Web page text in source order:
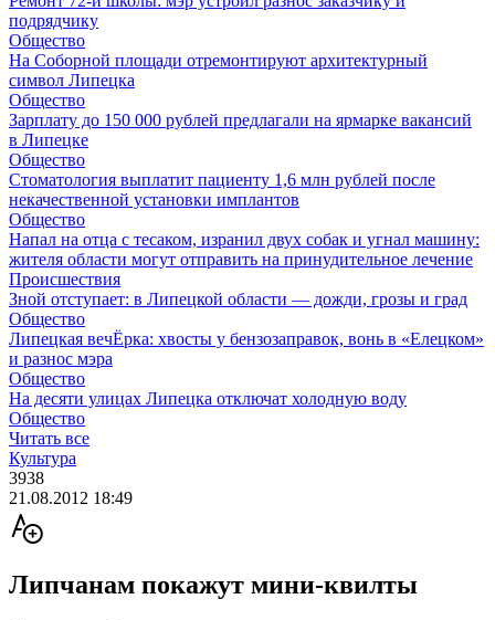
подрядчику
Общество
На Соборной площади отремонтируют архитектурный
символ Липецка
Общество
Зарплату до 150 000 рублей предлагали на ярмарке вакансий
в Липецке
Общество
Стоматология выплатит пациенту 1,6 млн рублей после
некачественной установки имплантов
Общество
Напал на отца с тесаком, изранил двух собак и угнал машину:
жителя области могут отправить на принудительное лечение
Происшествия
Зной отступает: в Липецкой области — дожди, грозы и град
Общество
Липецкая вечЁрка: хвосты у бензозаправок, вонь в «Елецком»
и разнос мэра
Общество
На десяти улицах Липецка отключат холодную воду
Общество
Читать все
Культура
3938
21.08.2012 18:49
Липчанам покажут мини-квилты